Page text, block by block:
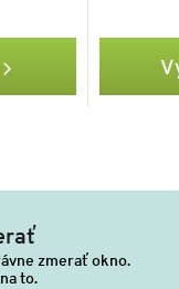
zmerať okno.
to.